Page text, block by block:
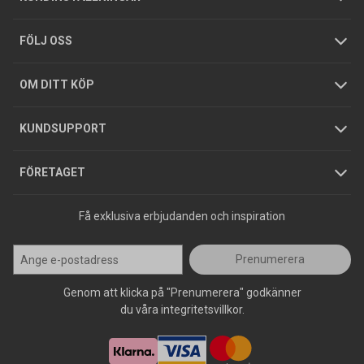
FÖLJ OSS
OM DITT KÖP
Integritetspolicy
GDPR
KUNDSUPPORT
Foldrar och kataloger
Köpguider
Varumärken
FÖRETAGET
Tjänster
Hållbarhet
Jobba hos oss
Press
Få exklusiva erbjudanden och inspiration
Prenumerera
Genom att klicka på "Prenumerera" godkänner
du våra integritetsvillkor.